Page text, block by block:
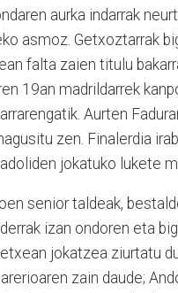
aurka indarrak
asmoz. Getxoztarrak
falta zaien titulu
19an madrildarrek
Aurten
zen. Finalerdia
jokatuko lukete
senior taldeak,
izan ondoren eta
jokatzea ziurtatu
zain daude;